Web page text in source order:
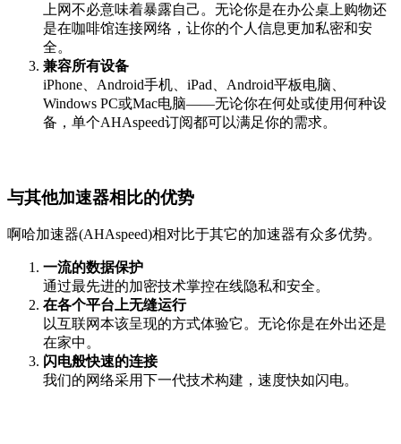
上网不必意味着暴露自己。无论你是在办公桌上购物还
是在咖啡馆连接网络，让你的个人信息更加私密和安
全。
兼容所有设备
iPhone、Android手机、iPad、Android平板电脑、
Windows PC或Mac电脑——无论你在何处或使用何种设
备，单个AHAspeed订阅都可以满足你的需求。
与其他加速器相比的优势
啊哈加速器(AHAspeed)相对比于其它的加速器有众多优势。
一流的数据保护
通过最先进的加密技术掌控在线隐私和安全。
在各个平台上无缝运行
以互联网本该呈现的方式体验它。无论你是在外出还是
在家中。
闪电般快速的连接
我们的网络采用下一代技术构建，速度快如闪电。